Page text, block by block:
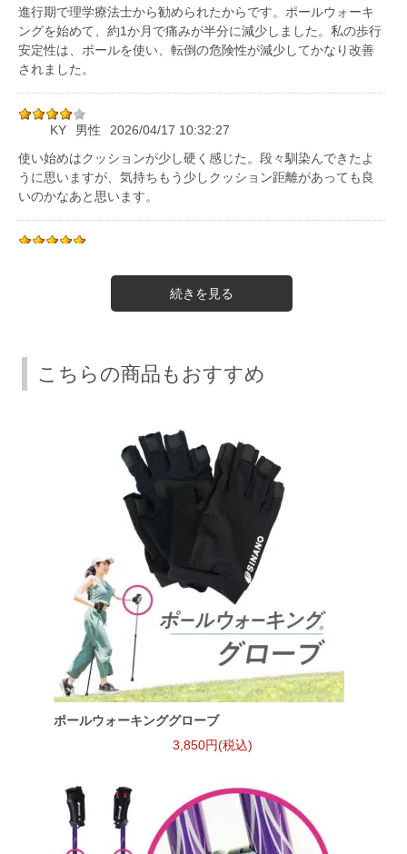
進行期で理学療法士から勧められたからです。ポールウォーキ
ングを始めて、約1か月で痛みが半分に減少しました。私の歩行
安定性は、ポールを使い、転倒の危険性が減少してかなり改善
されました。
KY 男性
2026/04/17 10:32:27
使い始めはクッションが少し硬く感じた。段々馴染んできたよ
うに思いますが、気持ちもう少しクッション距離があっても良
いのかなあと思います。
はじめての使用ですが、快適に歩行できました。楽しく散歩が
きいぼう
2025/01/31 16:05:43
初めはクッションが良い感じ、慣れてくるともう少し利いた方
ションも調節できると良いなあと思った）
しょうちゃん
2024/05/30 13:18:58
くっしょんを和らげるとのことでしたが あまり実感せず。
使用時 妙な振動を感じ そのせいでないと思うが 左右の親
指の付け根に鈍痛がいつまでも残り 痛い。
こちらの商品もおすすめ
ポールウォーキンググローブ
3,850円(税込)